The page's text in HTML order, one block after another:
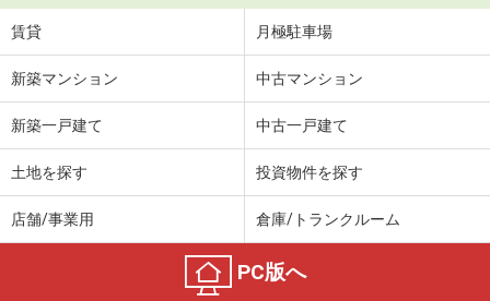
賃貸 月極駐車場
新築マンション 中古マンション
新築一戸建て 中古一戸建て
土地を探す 投資物件を探す
店舗/事業用 倉庫/トランクルーム
PC版へ